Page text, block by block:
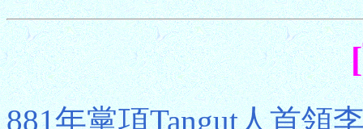
881年黨項Tangut人首領